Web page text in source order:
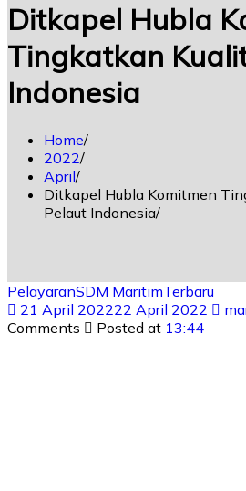
Ditkapel Hubla
Tingkatkan
Indonesia
Home
2022
April
Ditkapel Hubla Komitmen
Pelaut Indonesia
PelayaranSDM MaritimTerbaru
21 April 202222 April 2022
Comments
Posted at 13:44